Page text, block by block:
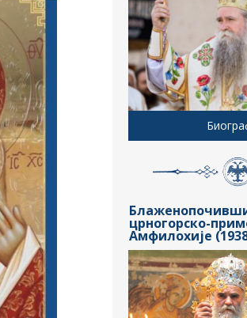
црногорско-
Амфилохије